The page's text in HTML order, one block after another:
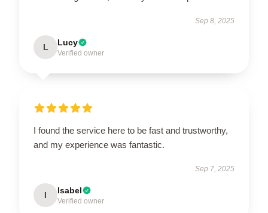
Sep 8, 2025
L Lucy
Verified owner
I found the service here to be fast and trustworthy,
and my experience was fantastic.
Sep 7, 2025
I Isabel
Verified owner